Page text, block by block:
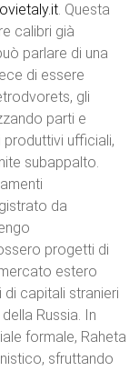
. Questa
calibri già
parlare di una
di essere
gli
parti e
ufficiali,
subappalto.
da
progetti di
estero
di capitali stranieri
Russia. In
formale, Raheta
sfruttando